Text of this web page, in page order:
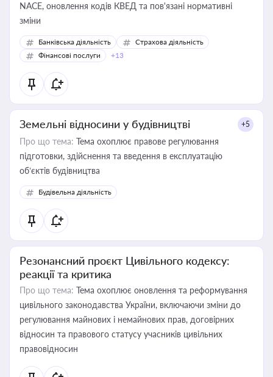
NACE, оновлення кодів КВЕД та пов'язані нормативні
зміни
Банківська діяльність
Страхова діяльність
Фінансові послуги
+13
Земельні відносини у будівництві +5
Про що тема: Тема охоплює правове регулювання
підготовки, здійснення та введення в експлуатацію
об’єктів будівництва
Будівельна діяльність
Резонансний проєкт Цивільного кодексу:
реакції та критика
Про що тема: Тема охоплює оновлення та реформування
цивільного законодавства України, включаючи зміни до
регулювання майнових і немайнових прав, договірних
відносин та правового статусу учасників цивільних
правовідносин